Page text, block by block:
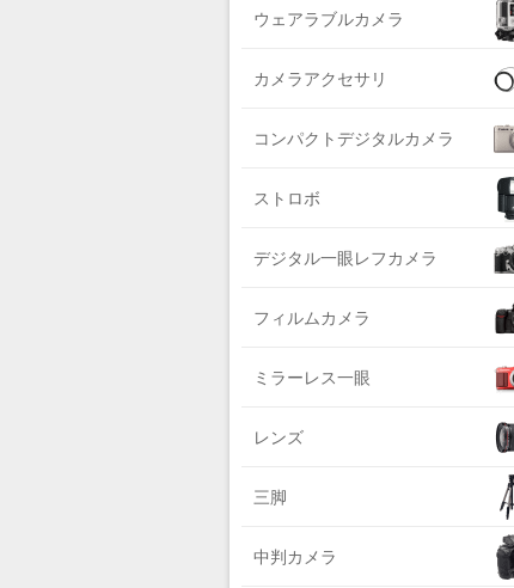
DIGITALKING（デジタルキング）
LAMDA（ラムダ）
ジオグラフィック）
Herschel（ハーシェル）
DEKO Elite（デコエリート）
DOMKE（ドンケ）
Zenza Bronica （ゼンザブロニカ）
ライカ系
大判系
ウェアラブルカメラ
カメラアクセサリ
コンパクトデジタルカメラ
ストロボ
デジタル一眼レフカメラ
フィルムカメラ
ミラーレス一眼
レンズ
三脚
中判カメラ